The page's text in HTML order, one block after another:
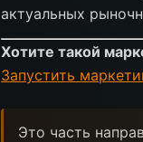
актуальных
Хотите такой
Запустить
Это часть